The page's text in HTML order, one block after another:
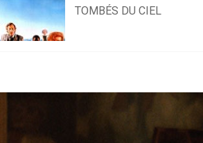
TOMBÉS DU CIEL